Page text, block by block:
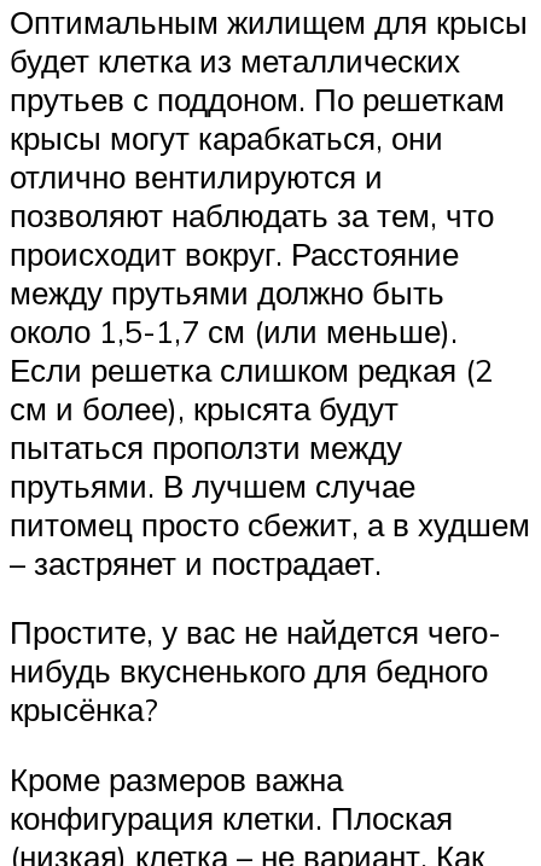
Оптимальным жилищем для крысы
будет клетка из металлических
прутьев с поддоном. По решеткам
крысы могут карабкаться, они
отлично вентилируются и
позволяют наблюдать за тем, что
происходит вокруг. Расстояние
между прутьями должно быть
около 1,5-1,7 см (или меньше).
Если решетка слишком редкая (2
см и более), крысята будут
пытаться проползти между
прутьями. В лучшем случае
питомец просто сбежит, а в худшем
– застрянет и пострадает.
Простите, у вас не найдется чего-
нибудь вкусненького для бедного
крысёнка?
Кроме размеров важна
конфигурация клетки. Плоская
(низкая) клетка – не вариант. Как